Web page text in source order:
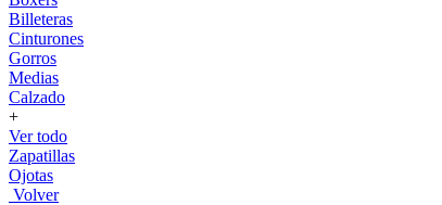
Billeteras
Cinturones
Gorros
Medias
Calzado
+
Ver todo
Zapatillas
Ojotas
Volver